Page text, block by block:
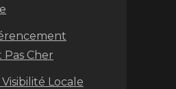
Cher
Locale